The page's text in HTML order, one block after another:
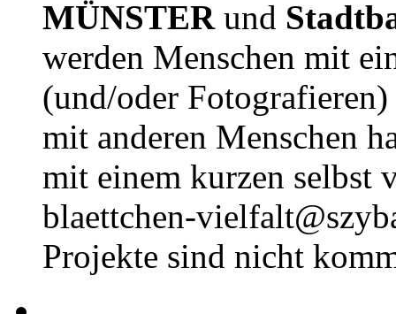
MÜNSTERund
werden Menschen mit
(und/oder
mit anderen Menschen
mit einem kurzen selbst
blaettchen-
Projekte sind nicht